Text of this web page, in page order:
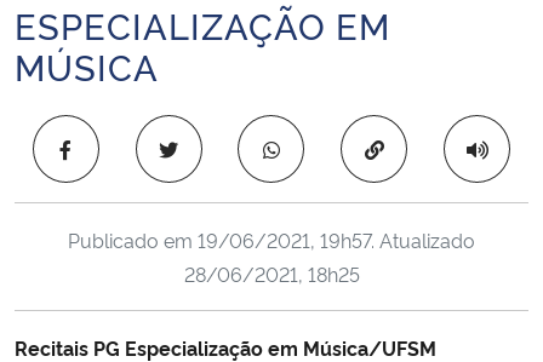
Ministério da Cidadania
Ministério da Saúde
Ministério de Minas e Energia
Ministério do Meio Ambiente
Ministério do Turismo
ESPECIALIZAÇÃO EM
MÚSICA
Copiar para área
Publicado em 19/06/2021, 19h57. Atualizado
28/06/2021, 18h25
Recitais PG Especialização em Música/UFSM